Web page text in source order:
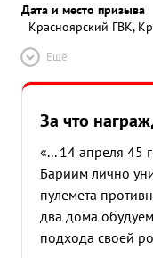
Дата и место призыва
Красноярский ГВК,
Ещё
За что
«... 14 апреля 45
Бариим лично
пулемета
два дома
подхода своей